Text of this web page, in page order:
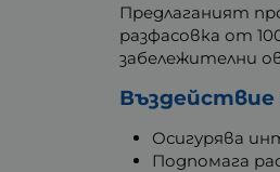
Предлаганият
разфасовка от
забележителни
Въздействие
Осигурява
Подпомага